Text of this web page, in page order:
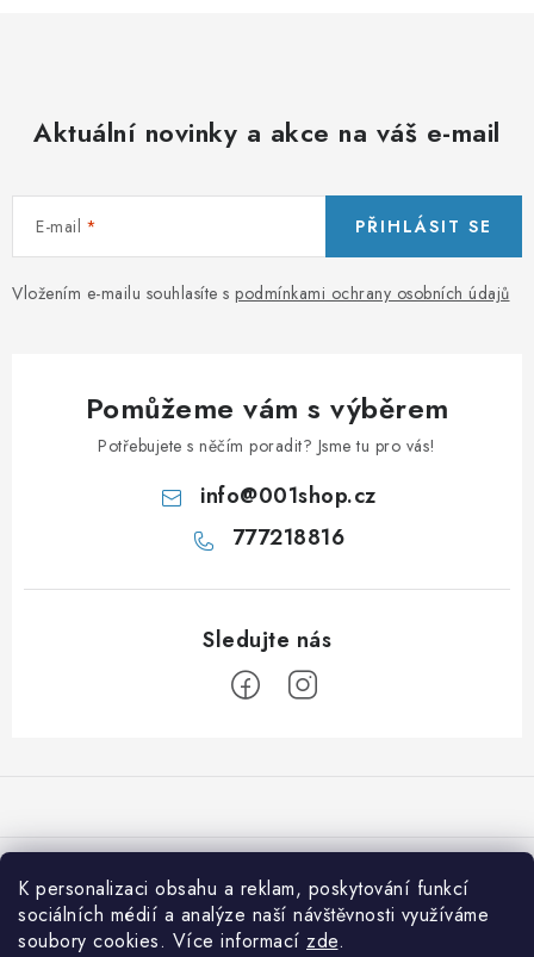
K personalizaci obsahu a reklam, poskytování funkcí
sociálních médií a analýze naší návštěvnosti využíváme
soubory cookies. Více informací zde.
Aktuální novinky a akce na váš e-mail
E-mail
Vložením e-mailu souhlasíte s podmínkami ochrany osobních údajů
PŘIHLÁSIT SE
Pomůžeme vám s výběrem
Potřebujete s něčím poradit? Jsme tu pro vás!
info@001shop.cz
777218816
a
Co je nového na 001shop